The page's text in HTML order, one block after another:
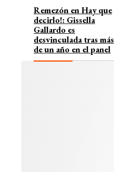
Remezón en Hay que
decirlo!: Gissella
Gallardo es
desvinculada tras más
de un año en el panel